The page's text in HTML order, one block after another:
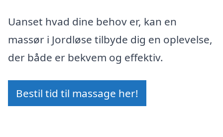
Uanset hvad dine behov er, kan en
massør i Jordløse tilbyde dig en oplevelse,
der både er bekvem og effektiv.
Bestil tid til massage her!